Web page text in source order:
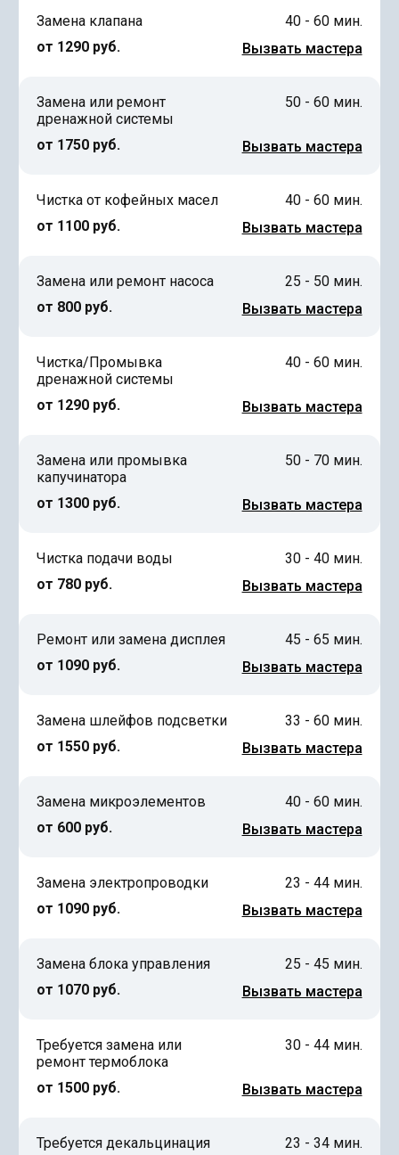
Замена клапана
от 1290 руб.
40 - 60 мин.
Вызвать мастера
Замена или ремонт
дренажной системы
от 1750 руб.
50 - 60 мин.
Вызвать мастера
Чистка от кофейных масел
от 1100 руб.
40 - 60 мин.
Вызвать мастера
Замена или ремонт насоса
от 800 руб.
25 - 50 мин.
Вызвать мастера
Чистка/Промывка
дренажной системы
от 1290 руб.
40 - 60 мин.
Вызвать мастера
Замена или промывка
капучинатора
от 1300 руб.
50 - 70 мин.
Вызвать мастера
Чистка подачи воды
от 780 руб.
30 - 40 мин.
Вызвать мастера
Ремонт или замена дисплея
от 1090 руб.
45 - 65 мин.
Вызвать мастера
Замена шлейфов подсветки
от 1550 руб.
33 - 60 мин.
Вызвать мастера
Замена микроэлементов
от 600 руб.
40 - 60 мин.
Вызвать мастера
Замена электропроводки
от 1090 руб.
23 - 44 мин.
Вызвать мастера
Замена блока управления
от 1070 руб.
25 - 45 мин.
Вызвать мастера
Требуется замена или
ремонт термоблока
от 1500 руб.
30 - 44 мин.
Вызвать мастера
Требуется декальцинация
23 - 34 мин.